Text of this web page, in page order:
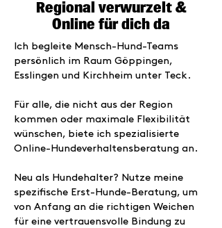
Regional verwurzelt &
Online für dich da
Ich begleite Mensch-Hund-Teams
persönlich im Raum Göppingen,
Esslingen und Kirchheim unter Teck.
Für alle, die nicht aus der Region
kommen oder maximale Flexibilität
wünschen, biete ich spezialisierte
Online-Hundeverhaltensberatung an.
Neu als Hundehalter? Nutze meine
spezifische Erst-Hunde-Beratung, um
von Anfang an die richtigen Weichen
für eine vertrauensvolle Bindung zu